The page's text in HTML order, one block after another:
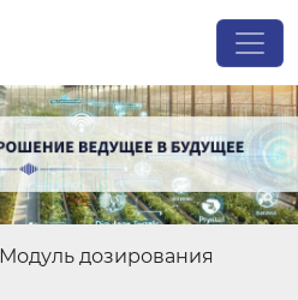
Модуль дозирования